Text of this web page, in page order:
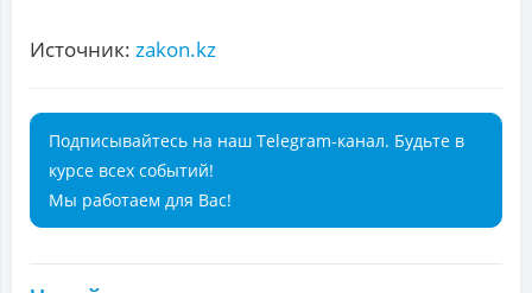
Источник: zakon.kz
Подписывайтесь на наш Telegram-канал. Будьте в
курсе всех событий!
Мы работаем для Вас!